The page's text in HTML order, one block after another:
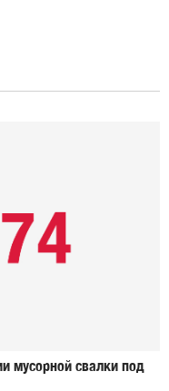
мусорной свалки под